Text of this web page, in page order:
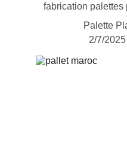
fabrication palettes
Palette
2/7/2025